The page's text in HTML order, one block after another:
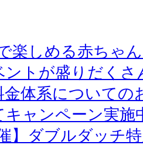
楽しめる赤ちゃ
ントが盛りだくさ
金体系についての
キャンペーン実施
催】ダブルダッチ